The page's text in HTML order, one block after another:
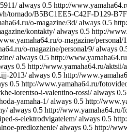
always 0.5 http://
tornado/B5BC1EE5-C42F-D129-
o-magazine/3d/ always 0.5
kontakty/ always 0.5 http://
o-magazine/personal/
o-magazine/personal/9/ always
always 0.5 http://
0.5 http://www.yamaha64.ru/aktsii/
2013/ always 0.5 http://
0.5 http://www.yamaha64.ru/
lorentso-i-valentino-rossi/ always 0.5
yamaha-1/ always 0.5 http://
always 0.5 http://www.yamaha64.ru/
s-elektrodvigatelem/ always 0.5
predlozhenie/ always 0.5 http://